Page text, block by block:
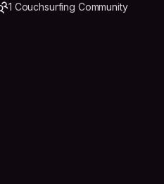
1 Couchsurfing Community